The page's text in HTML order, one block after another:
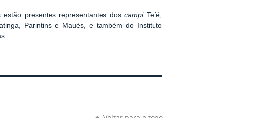
estão presentes representantes doscampiTefé,
Parintins e Maués, e também do Instituto